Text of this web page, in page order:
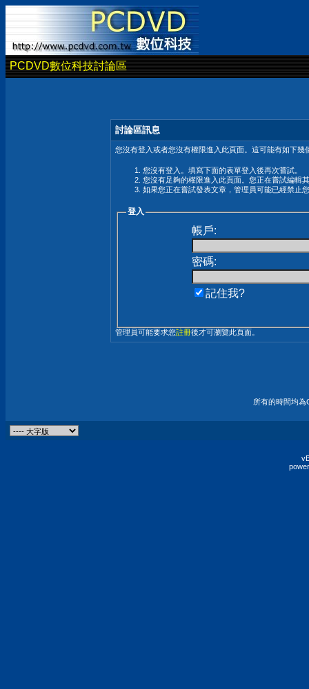
PCDVD數位科技討論區
討論區訊息
您沒有登入或者您沒有權限進入此頁面。這可能有如下幾
您沒有登入。填寫下面的表單登入後再次嘗試。
您沒有足夠的權限進入此頁面。您正在嘗試編輯
如果您正在嘗試發表文章，管理員可能已經禁止
登入
帳戶:
密碼:
記住我?
管理員可能要求您註冊後才可瀏覽此頁面。
所有的時間均為